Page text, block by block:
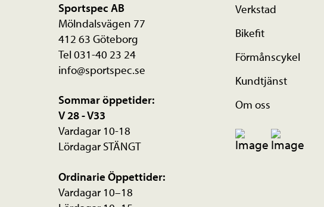
Sportspec AB
Mölndalsvägen 77
412 63 Göteborg
Tel 031-40 23 24
info@sportspec.se
Sommar öppetider:
V 28 - V33
Vardagar 10-18
Lördagar STÄNGT
Ordinarie Öppettider:
Vardagar 10–18
Verkstad
Bikefit
Förmånscykel
Kundtjänst
Om oss